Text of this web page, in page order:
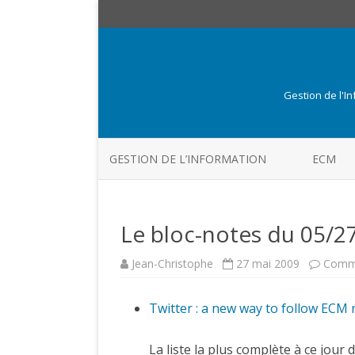
Gestion de
GESTION DE L’INFORMATION ECM
Le bloc-notes du 05/
Jean-Christophe 27 mai 2009
Twitter : a new way to follow ECM
La liste la plus complète à ce jour